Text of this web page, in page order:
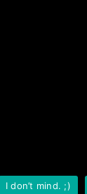
I don’t mind. ;)